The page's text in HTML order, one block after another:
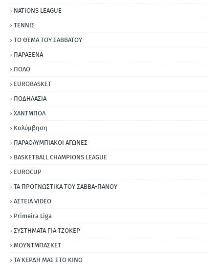
NATIONS LEAGUE
ΤΕΝΝΙΣ
ΤΟ ΘΕΜΑ ΤΟΥ ΣΑΒΒΑΤΟΥ
ΠΑΡΑΞΕΝΑ
ΠΟΛΟ
EUROBASKET
ΠΟΔΗΛΑΣΙΑ
ΧΑΝΤΜΠΟΛ
Κολύμβηση
ΠΑΡΑΟΛΥΜΠΙΑΚΟΙ ΑΓΩΝΕΣ
BASKETBALL CHAMPIONS LEAGUE
EUROCUP
ΤΑ ΠΡΟΓΝΩΣΤΙΚΑ ΤΟΥ ΣΑΒΒΑ-ΠΑΝΟΥ
ΑΣΤΕΙΑ VIDEO
Primeira Liga
ΣΥΣΤΗΜΑΤΑ ΓΙΑ ΤΖΟΚΕΡ
ΜΟΥΝΤΜΠΑΣΚΕΤ
ΤΑ ΚΕΡΔΗ ΜΑΣ ΣΤΟ ΚΙΝΟ